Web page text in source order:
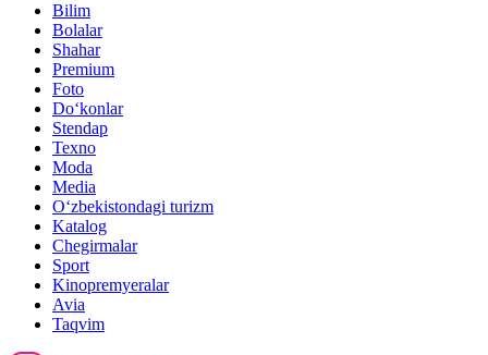
Bilim
Bolalar
Shahar
Premium
Foto
Do‘konlar
Stendap
Texno
Moda
Media
O‘zbekistondagi turizm
Katalog
Chegirmalar
Sport
Kinopremyeralar
Avia
Taqvim